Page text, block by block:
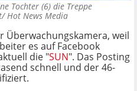
Tochter (6) die Treppe
Hot News Media
Überwachungskamera, weil
es auf Facebook
die "SUN". Das Posting
schnell und der 46-